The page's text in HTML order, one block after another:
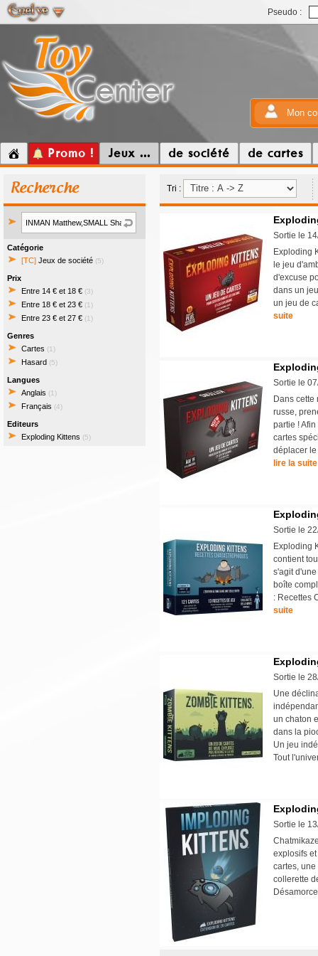
Pseudo :
Mon
Promo ! Jeux ... de société de cartes
Recherche
Catégorie
[TC] Jeux de société (5)
Prix
Entre 14 € et 18 € (3)
Entre 18 € et 23 € (1)
Entre 23 € et 27 € (1)
Genres
Cartes (1)
Hasard (5)
Langues
Anglais (1)
Français (4)
Editeurs
Exploding Kittens (5)
Tri :
Sortie le
Exploding
le jeu
d'excuse
dans un
un jeu de
suite
Sortie le
Dans
russe,
partie !
cartes
déplacer
lire la suite
Sortie le
Exploding
contient
s'agit
boîte
: Recettes
suite
Sortie le
Une
un chaton
dans la
Un jeu
Tout
Sortie le
explosifs
cartes,
collerette